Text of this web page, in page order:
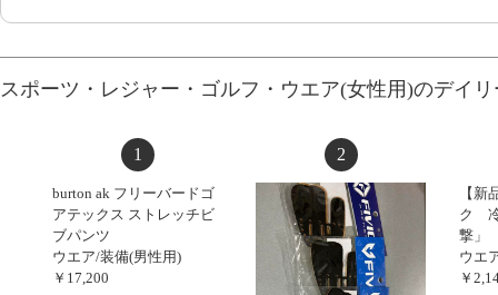
スポーツ・レジャー・ゴルフ・ウエア(女性用)のデイ
1
burton ak フリーバードゴ
アテックス ストレッチビ
ブパンツ
ウエア/装備(男性用)
￥17,200
2
【新
ク
撃」
ウエ
￥